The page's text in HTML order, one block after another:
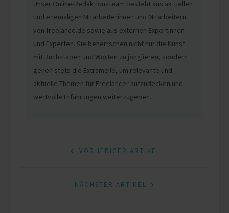
Unser Online-Redaktionsteam besteht aus aktuellen
und ehemaligen Mitarbeiterinnen und Mitarbeitern
von freelance.de sowie aus externen Expertinnen
und Experten. Sie beherrschen nicht nur die Kunst
mit Buchstaben und Worten zu jonglieren, sondern
gehen stets die Extrameile, um relevante und
aktuelle Themen für Freelancer aufzudecken und
wertvolle Erfahrungen weiterzugeben.
Beitragsnavigation
VORHERIGER ARTIKEL
NÄCHSTER ARTIKEL